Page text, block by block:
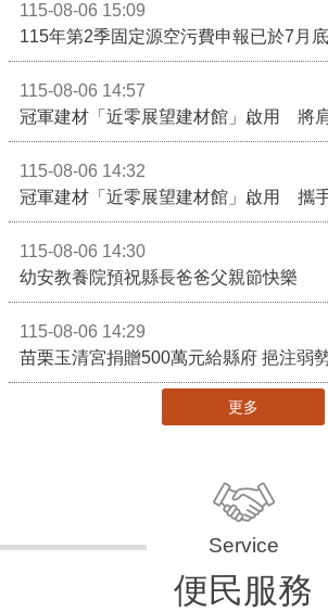
115-08-06 15:09
115-08-06 14:57
115-08-06 14:32
115-08-06 14:30
幼安教養院預祝縣長爸爸父親節快樂
115-08-06 14:29
更多
便民服務